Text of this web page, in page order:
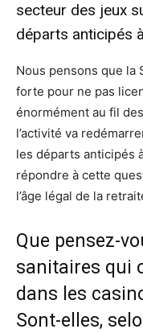
secteur des jeux
départs anticipés
Nous pensons que la
forte pour ne pas
énormément au fil
l’activité va
les départs anticipés
répondre à cette
l’âge légal de la
Que pensez-
sanitaires qui
dans les
Sont-elles,